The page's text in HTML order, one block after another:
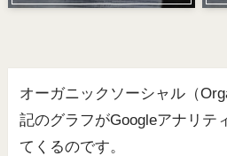
オーガニックソーシャル（
記のグラフがGoogleアナリテ
てくるのです。